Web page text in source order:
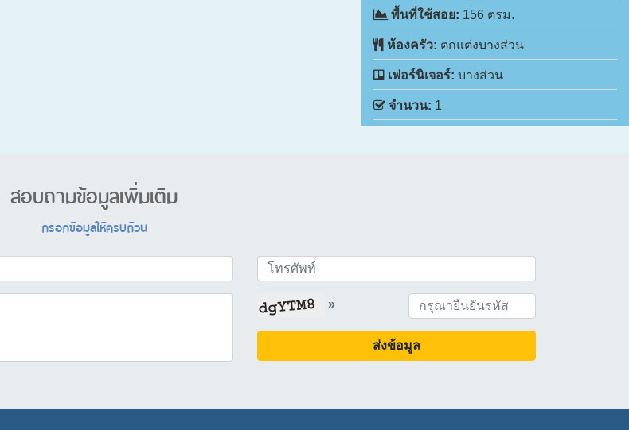
พื้นที่ใช้สอย: 156 ตรม.
ห้องครัว: ตกแต่งบางส่วน
เฟอร์นิเจอร์: บางส่วน
จำนวน: 1
สอบถามข้อมูลเพิ่มเติม
กรอกข้อมูลให้ครบถ้วน
»
ส่งข้อมูล